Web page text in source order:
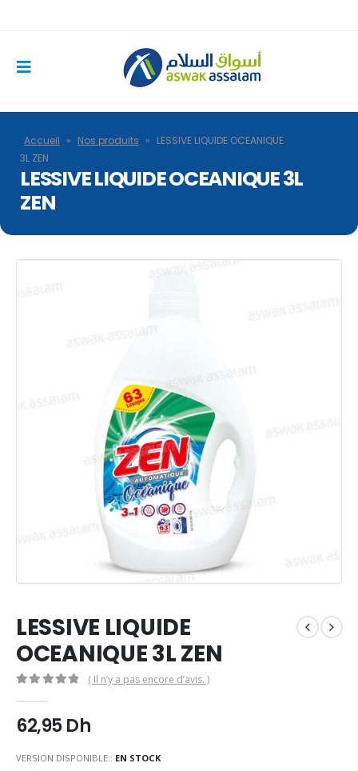
Accueil » Nos produits » LESSIVE LIQUIDE OCEANIQUE
3L ZEN
LESSIVE LIQUIDE OCEANIQUE 3L
ZEN
LESSIVE LIQUIDE
OCEANIQUE 3L ZEN
( Il n’y a pas encore d’avis. )
62,95Dh
VERSION DISPONIBLE:: EN STOCK